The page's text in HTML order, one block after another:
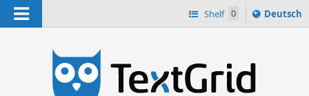
Navigation Shelf 0
Sprache
ï¿½ndern
Deutsch